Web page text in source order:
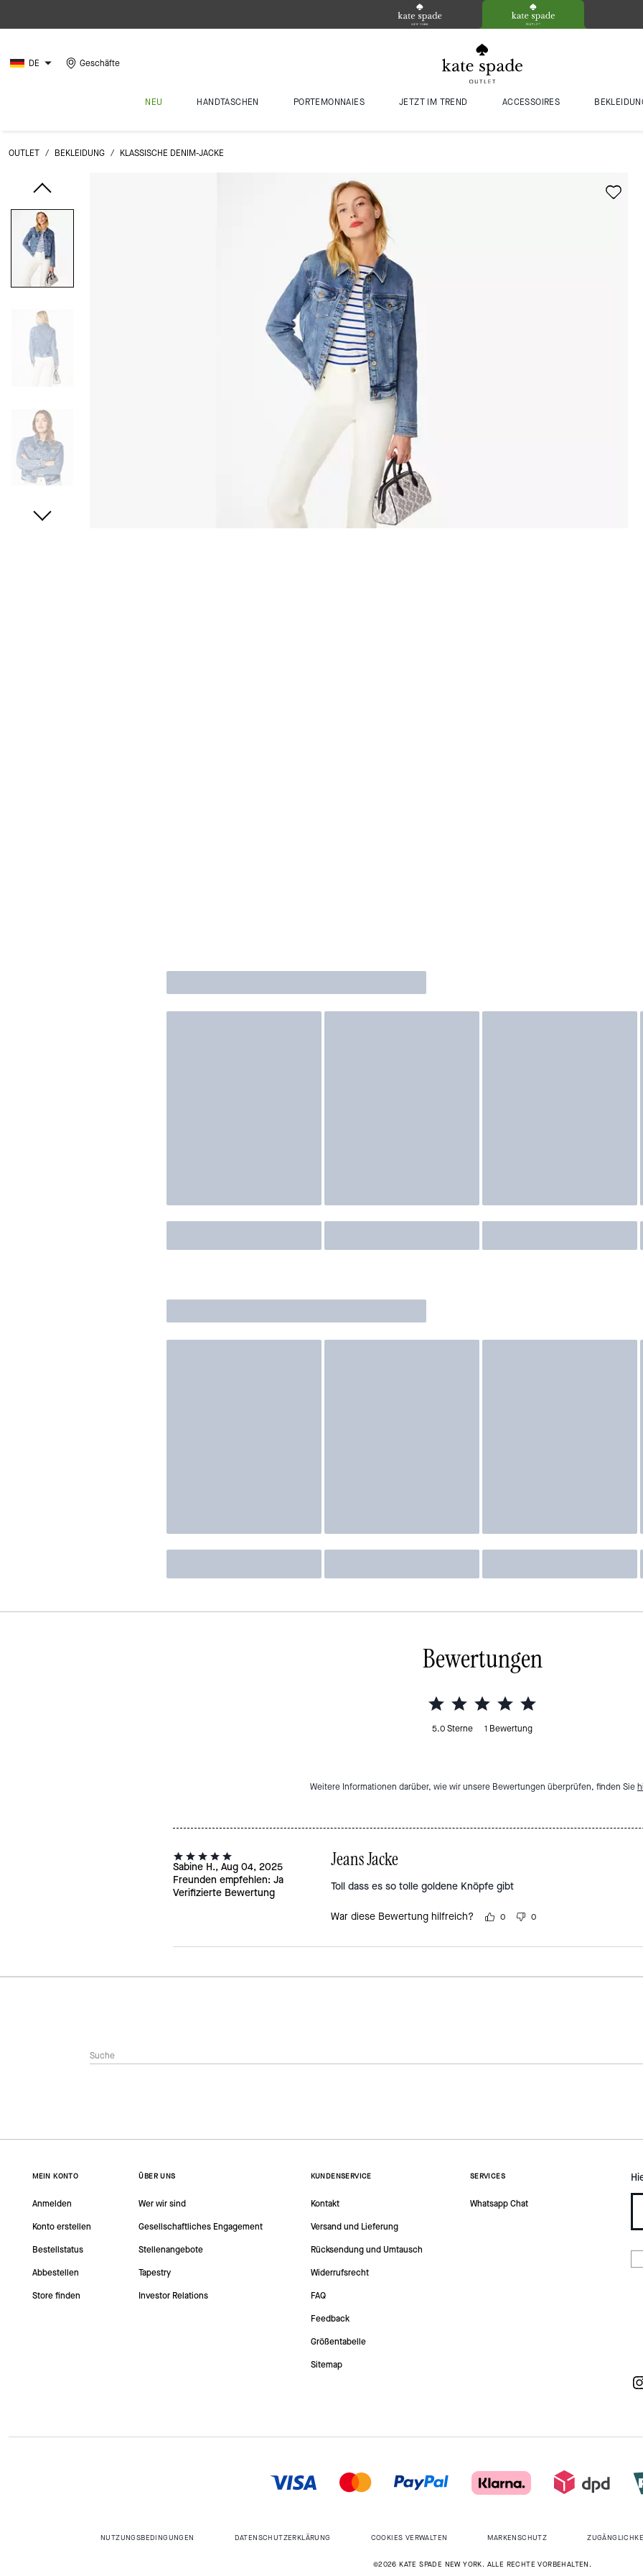
DE Geschäfte
NEU HANDTASCHEN PORTEMONNAIES JETZT IM TREND ACCESSOIRES
OUTLET / BEKLEIDUNG / KLASSISCHE DENIM-JACKE
Bewertungen
5.0Sterne 1 Bewertung
Weitere Informationen darüber, wie wir unsere Bewertungen überprüfen, finden Sie
Sabine H., Aug 04, 2025
Freunden empfehlen: Ja
Verifizierte Bewertung
Jeans Jacke
Toll dass es so tolle goldene Knöpfe gibt
War diese Bewertung hilfreich? 0 0
MEIN KONTO
Anmelden
Konto erstellen
Bestellstatus
Abbestellen
Store finden
ÜBER UNS
Wer wir sind
Gesellschaftliches Engagement
Stellenangebote
Tapestry
Investor Relations
KUNDENSERVICE
Kontakt
Versand und Lieferung
Rücksendung und Umtausch
Widerrufsrecht
FAQ
Feedback
Größentabelle
Sitemap
SERVICES
Whatsapp Chat
NUTZUNGSBEDINGUNGEN DATENSCHUTZERKLÄRUNG COOKIES VERWALTEN MARKENSCHUTZ
©2026 KATE SPADE NEW YORK. ALLE RECHTE VORBEHALTEN.